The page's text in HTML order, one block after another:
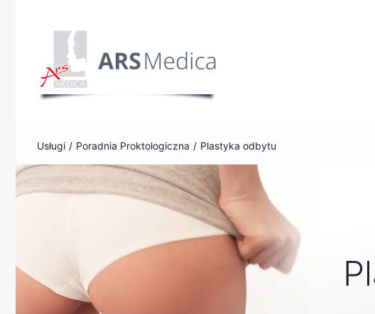
Usługi Poradnia Proktologiczna Plastyka odbytu
3 grudnia, 2023
Plastyka odbytu